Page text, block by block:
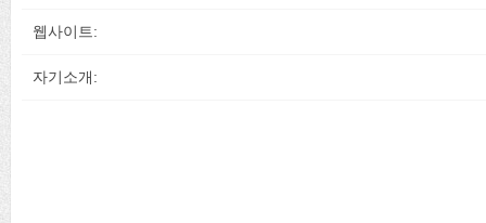
웹사이트:
자기소개: